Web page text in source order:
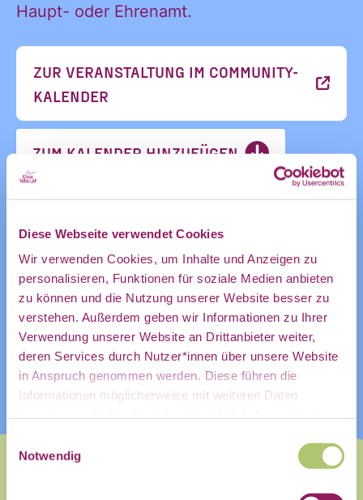
Diese Webseite verwendet Cookies
Wir verwenden Cookies, um Inhalte und Anzeigen zu
personalisieren, Funktionen für soziale Medien anbieten
zu können und die Nutzung unserer Website besser zu
verstehen. Außerdem geben wir Informationen zu Ihrer
Verwendung unserer Website an Drittanbieter weiter,
deren Services durch Nutzer*innen über unsere Website
in Anspruch genommen werden. Diese führen die
Informationen möglicherweise mit weiteren Daten
haben.
Einwilligungsauswahl
Notwendig
Haupt- oder Ehrenamt.
ZUR VERANSTALTUNG IM COMMUNITY-
KALENDER
ZUM KALENDER HINZUFÜGEN
und
des CDL
direkt in
mein
persönliches